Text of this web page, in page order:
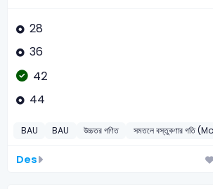
28
36
42
44
BAU BAU উচ্চতর গণিত সমতলে বস্তুকণার
Des